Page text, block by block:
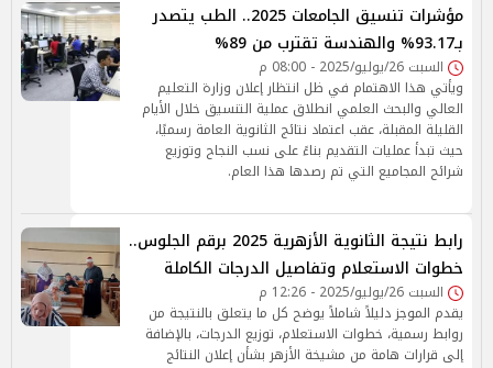
مؤشرات تنسيق الجامعات 2025.. الطب يتصدر
بـ93.17% والهندسة تقترب من 89%
السبت 26/يوليو/2025 - 08:00 م
ويأتي هذا الاهتمام في ظل انتظار إعلان وزارة التعليم
العالي والبحث العلمي انطلاق عملية التنسيق خلال الأيام
القليلة المقبلة، عقب اعتماد نتائج الثانوية العامة رسميًا،
حيث تبدأ عمليات التقديم بناءً على نسب النجاح وتوزيع
شرائح المجاميع التي تم رصدها هذا العام.
رابط نتيجة الثانوية الأزهرية 2025 برقم الجلوس..
خطوات الاستعلام وتفاصيل الدرجات الكاملة
السبت 26/يوليو/2025 - 12:26 م
يقدم الموجز دليلاً شاملاً يوضح كل ما يتعلق بالنتيجة من
روابط رسمية، خطوات الاستعلام، توزيع الدرجات، بالإضافة
إلى قرارات هامة من مشيخة الأزهر بشأن إعلان النتائج